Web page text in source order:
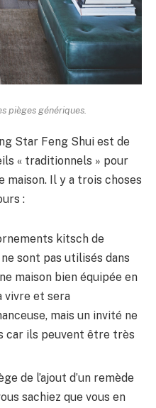
pièges génériques.
Star Feng Shui est de
« traditionnels » pour
maison. Il y a trois choses
:
kitsch de
sont pas utilisés dans
maison bien équipée en
vivre et sera
mais un invité ne
car ils peuvent être très
de l’ajout d’un remède
sachiez que vous en